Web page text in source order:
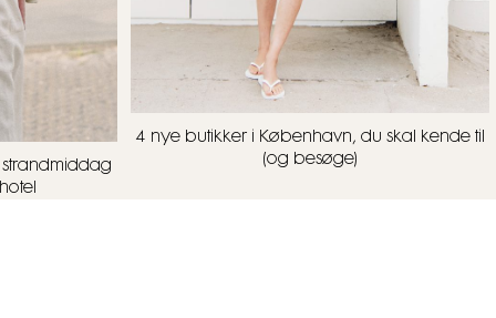
strandmiddag
4 nye butikker i København, du skal kende til
(og besøge)